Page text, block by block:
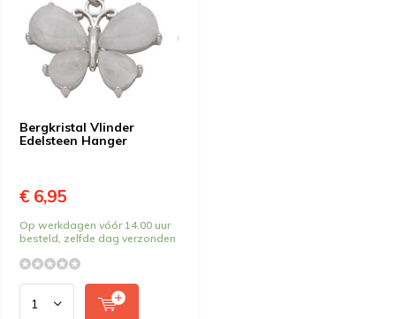
Bergkristal Vlinder
Edelsteen Hanger
€ 6,95
Op werkdagen vóór 14.00 uur
besteld, zelfde dag verzonden